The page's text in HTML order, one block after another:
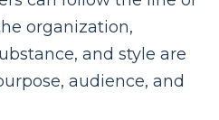
organization,
and style are
audience, and